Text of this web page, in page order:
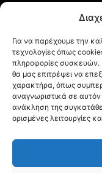
Για να παρέχουμε την
τεχνολογίες όπως
πληροφορίες συσκευών.
θα μας επιτρέψει να
χαρακτήρα, όπως
αναγνωριστικά σε
ανάκληση της
ορισμένες λειτουργίες
Πολιτική
ΕΠΙΚΟΙΝΩΝΙΑ